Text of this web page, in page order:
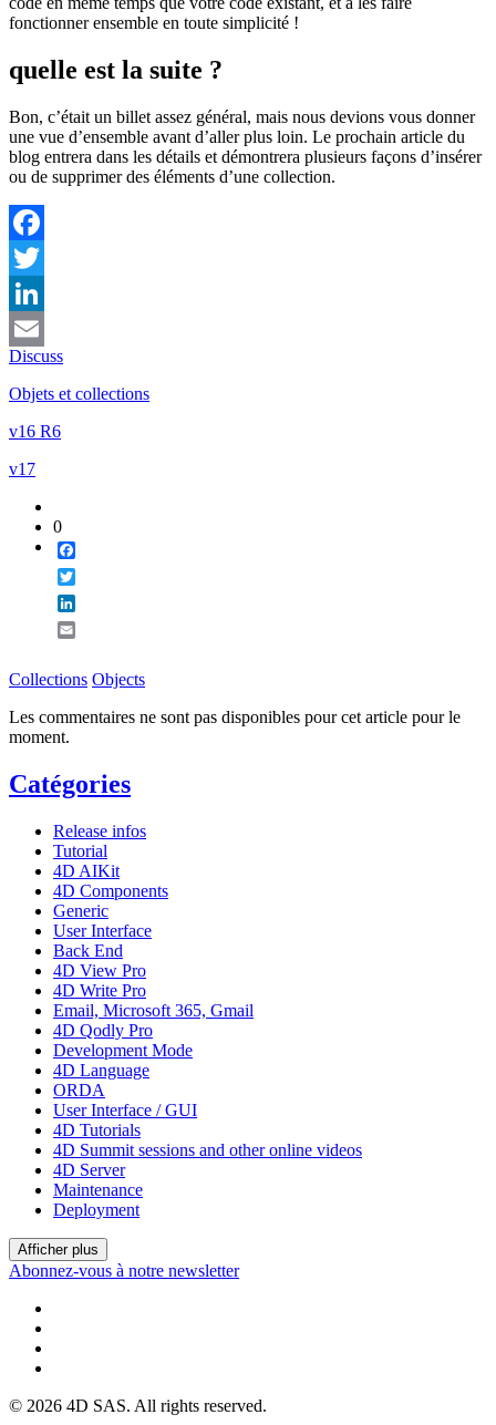
fonctionner ensemble en toute simplicité !
quelle est la suite ?
Bon, c’était un billet assez général, mais nous devions vous donner
une vue d’ensemble avant d’aller plus loin. Le prochain article du
blog entrera dans les détails et démontrera plusieurs façons d’insérer
ou de supprimer des éléments d’une collection.
Facebook
Twitter
LinkedIn
Email
Discuss
Objets et collections
v16 R6
v17
0
Collections Objects
Les commentaires ne sont pas disponibles pour cet article pour le
moment.
Catégories
Release infos
Tutorial
4D AIKit
4D Components
Generic
User Interface
Back End
4D View Pro
4D Write Pro
Email, Microsoft 365, Gmail
4D Qodly Pro
Development Mode
4D Language
ORDA
User Interface / GUI
4D Tutorials
4D Summit sessions and other online videos
4D Server
Maintenance
Deployment
Afficher plus
Abonnez-vous à notre newsletter
© 2026 4D SAS. All rights reserved.